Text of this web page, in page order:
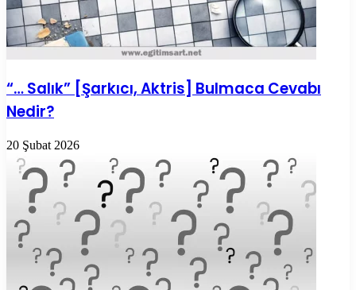
“… Salık” [Şarkıcı, Aktris] Bulmaca Cevabı
Nedir?
20 Şubat 2026